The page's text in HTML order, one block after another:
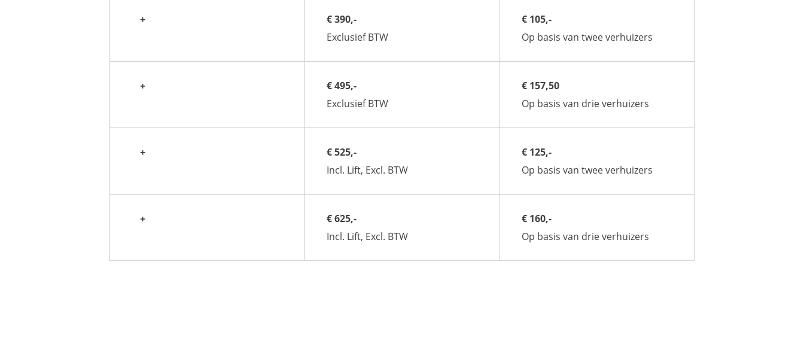
+
+
+
+
€ 390,-
Exclusief BTW
€ 495,-
Exclusief BTW
€ 525,-
Incl. Lift, Excl. BTW
€ 625,-
Incl. Lift, Excl. BTW
€ 105,-
Op basis van twee verhuizers
€ 157,50
Op basis van drie verhuizers
€ 125,-
Op basis van twee verhuizers
€ 160,-
Op basis van drie verhuizers